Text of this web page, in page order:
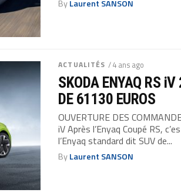
ByLaurent SANSON
ACTUALITÉS / 4 ans ago
SKODA ENYAQ RS
DE 61130 EUROS
OUVERTURE DES
iV Après l’Enyaq Coupé RS,
l’Enyaq standard dit SUV de...
ByLaurent SANSON